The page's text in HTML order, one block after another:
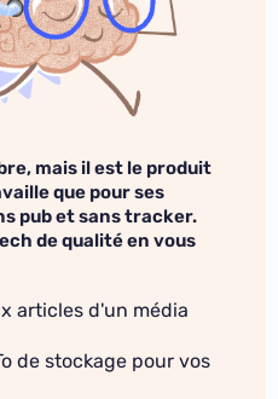
mais il est le produit
que pour ses
pub et sans tracker.
de qualité en vous
articles d'un média
de stockage pour vos